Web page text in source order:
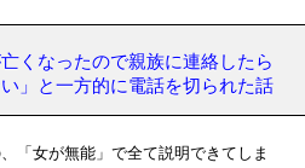
くなったので親族に連絡したら
」と一方的に電話を切られた話
「女が無能」で全て説明できてしま